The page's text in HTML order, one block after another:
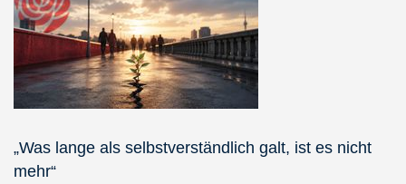
„Was lange als selbstverständlich galt, ist es nicht
mehr“